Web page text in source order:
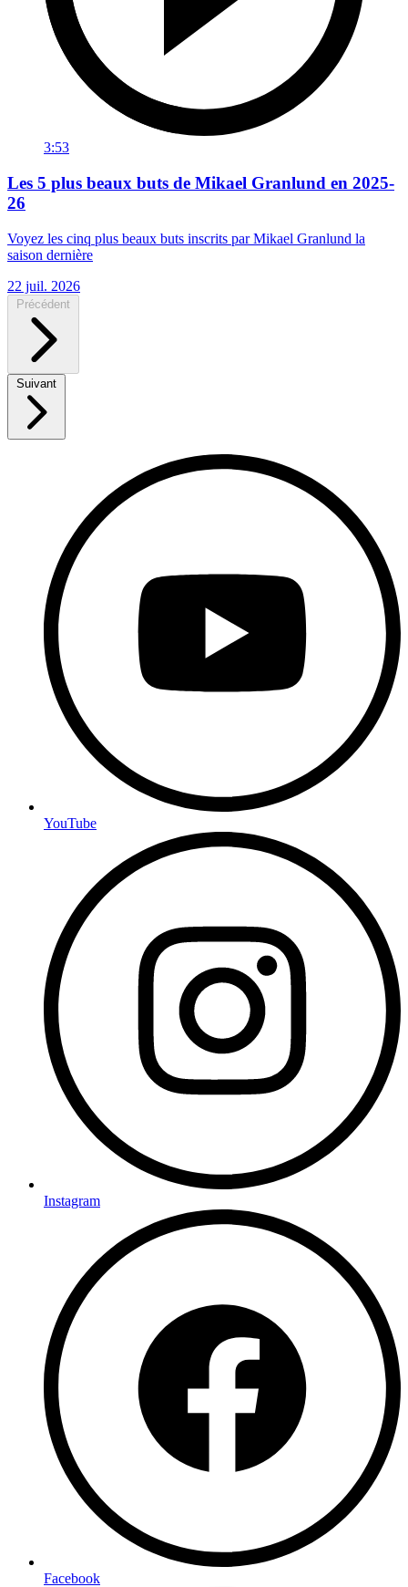
3:53
Les 5 plus beaux buts de Mikael Granlund en 2025-
26
Voyez les cinq plus beaux buts inscrits par Mikael Granlund la
saison dernière
22 juil. 2026
Précédent
Suivant
YouTube
Instagram
Facebook